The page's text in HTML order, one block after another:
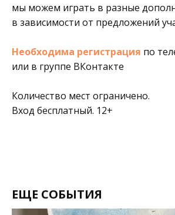
мы можем играть в разные
в зависимости от предложений
Необходима регистрация по
или в группе ВКонтакте
Количество мест ограничено.
Вход бесплатный. 12+
ЕЩЕ СОБЫТИЯ